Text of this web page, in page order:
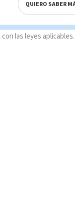
o parcial del
reproducción no
las leyes aplicables.
QUIERO SABER